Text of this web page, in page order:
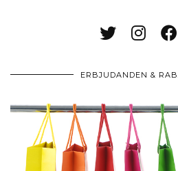
ERBJUDANDEN &